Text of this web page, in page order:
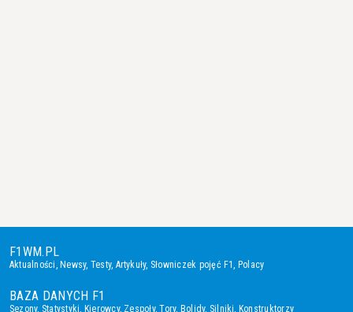
F1WM.PL
Aktualności, Newsy, Testy, Artykuły, Słowniczek pojęć F1, Polacy
BAZA DANYCH F1
Sezony, Statystyki, Kierowcy, Zespoły,Tory, Bolidy, Silniki, Konstruktorzy